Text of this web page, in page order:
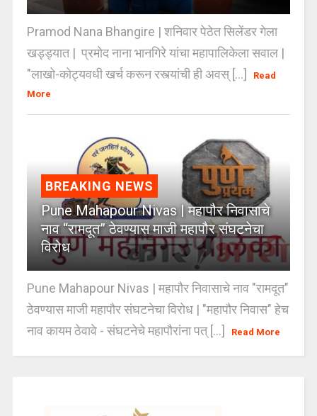
Pramod Nana Bhangire | शनिवार पेठेत सिलेंडर गेला
खड्ड्यात | प्रमोद नाना भानगिरे यांचा महापालिकेला सवाल |
"लाखो-कोट्यवधी खर्च करून रस्त्यांची ही अवस् [...]
Read
More
BREAKING NEWS
Pune Mahapour Nivas | महापौर निवासाचे
नाव “रामदूत” ठेवण्यास माजी महापौर संघटनेचा
विरोध
Pune Mahapour Nivas | महापौर निवासाचे नाव "रामदूत"
ठेवण्यास माजी महापौर संघटनेचा विरोध | "महापौर निवास" हेच
नाव कायम ठेवावे - संघटनेचे महापौरांना पत् [...]
Read More